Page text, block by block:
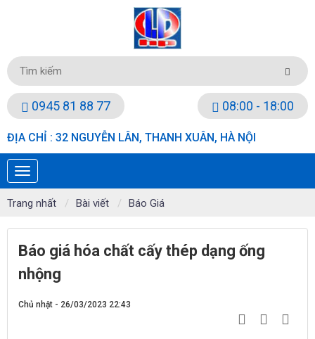
0945 81 88 77 08:00 - 18:00
ĐỊA CHỈ : 32 NGUYỄN LÂN, THANH XUÂN, HÀ NỘI
Trang nhất Bài viết Báo Giá
Báo giá hóa chất cấy thép dạng ống
nhộng
Chủ nhật - 26/03/2023 22:43